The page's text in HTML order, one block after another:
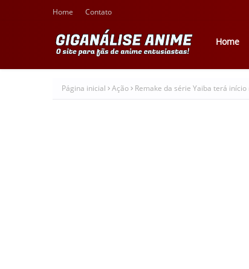
Home Contato
Home
Página inicial Ação Remake da série Yaiba terá